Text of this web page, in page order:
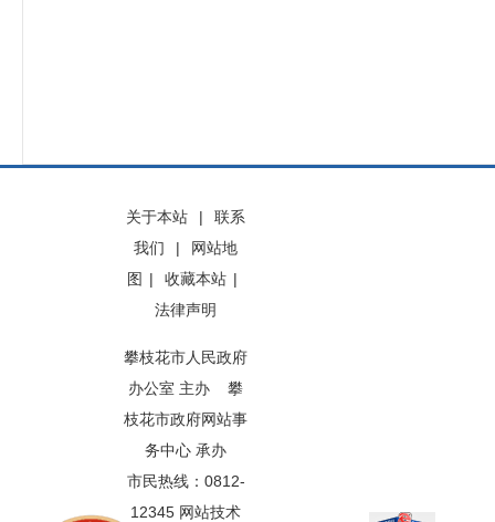
关于本站 |
联系
我们
|
网站地
图 | 收藏本站 |
法律声明
攀枝花市人民政府
办公室 主办 攀
枝花市政府网站事
务中心 承办
市民热线：0812-
12345 网站技术